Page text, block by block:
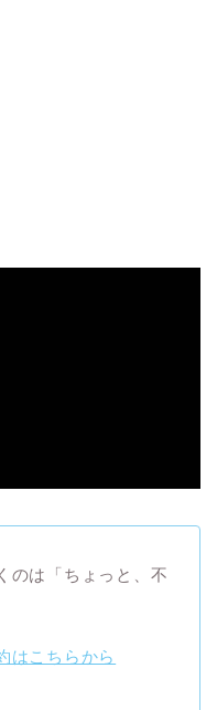
のは「ちょっと、不
はこちらから